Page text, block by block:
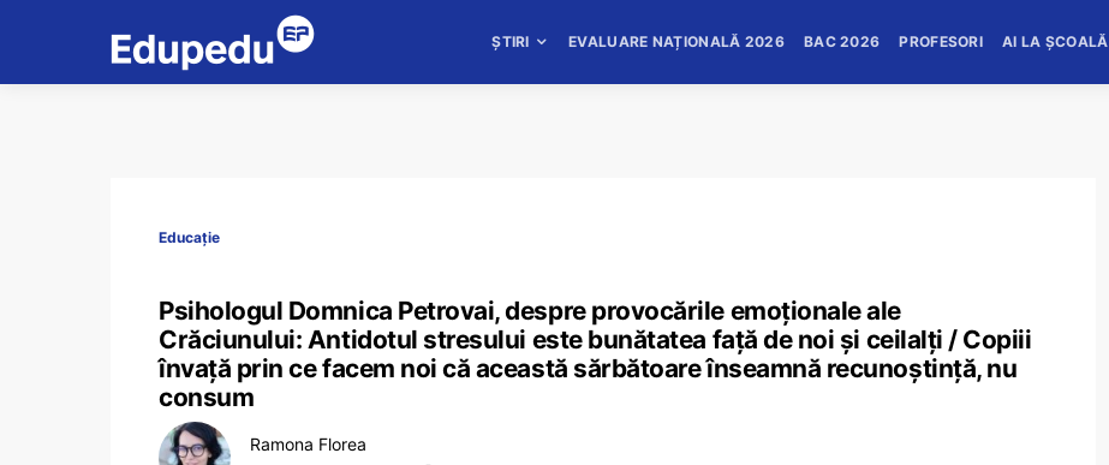
ȘTIRI EVALUARE NAȚIONALĂ 2026 BAC 2026 PROFESORI AI LA ȘCOALĂ
Educație
Psihologul Domnica Petrovai, despre provocările emoționale ale
Crăciunului: Antidotul stresului este bunătatea față de noi și ceilalți / Copiii
învață prin ce facem noi că această sărbătoare înseamnă recunoștință, nu
consum
Ramona Florea